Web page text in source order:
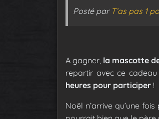
Posté par T’as pas 1
A gagner, la mascotte
repartir avec ce cadeau
heures pour participer !
Noël n’arrive qu’une